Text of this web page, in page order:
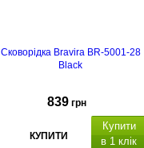
Сковорідка Bravira BR-5001-28
Black
839 грн
КУПИТИ
Купити
в 1 клік